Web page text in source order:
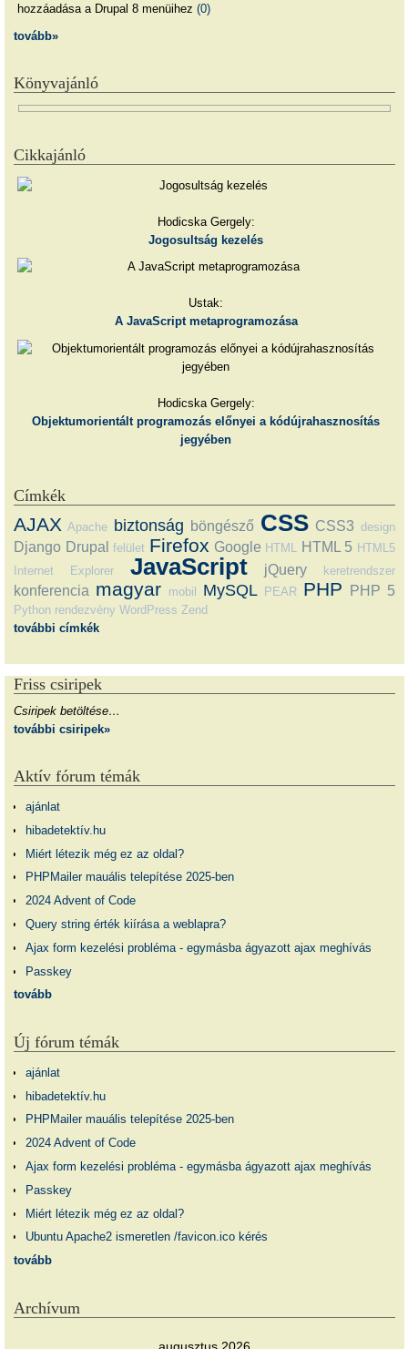
hozzáadása a Drupal 8 menüihez (0)
tovább»
Könyvajánló
Cikkajánló
Hodicska Gergely:
Jogosultság kezelés
Ustak:
A JavaScript metaprogramozása
Hodicska Gergely:
Objektumorientált programozás előnyei a kódújrahasznosítás
jegyében
Címkék
AJAX Apache biztonság böngésző CSS CSS3 design
Django Drupal felület Firefox Google HTML HTML 5 HTML5
Internet Explorer
JavaScript jQuery keretrendszer
konferencia magyar mobil MySQL PEAR PHP PHP 5
Python rendezvény WordPress Zend
további címkék
Friss csiripek
Csiripek betöltése…
további csiripek»
Aktív fórum témák
ajánlat
hibadetektív.hu
Miért létezik még ez az oldal?
PHPMailer mauális telepítése 2025-ben
2024 Advent of Code
Query string érték kiírása a weblapra?
Ajax form kezelési probléma - egymásba ágyazott ajax meghívás
Passkey
tovább
Új fórum témák
ajánlat
hibadetektív.hu
PHPMailer mauális telepítése 2025-ben
2024 Advent of Code
Ajax form kezelési probléma - egymásba ágyazott ajax meghívás
Passkey
Miért létezik még ez az oldal?
Ubuntu Apache2 ismeretlen /favicon.ico kérés
tovább
Archívum